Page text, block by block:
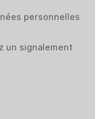
personnelles
un signalement